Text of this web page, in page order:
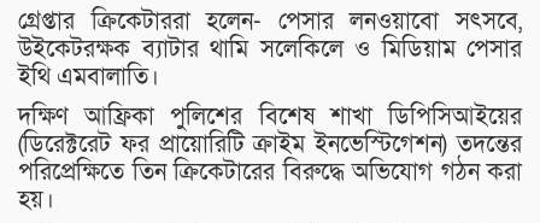
গ্রেপ্তার ক্রিকেটাররা হলেন- পেসার লনওয়াবো সৎসবে,
উইকেটরক্ষক ব্যাটার থামি সলেকিলে ও মিডিয়াম পেসার
ইথি এমবালাতি।
দক্ষিণ আফ্রিকা পুলিশের বিশেষ শাখা ডিপিসিআইয়ের
(ডিরেক্টরেট ফর প্রায়োরিটি ক্রাইম ইনভেস্টিগেশন) তদন্তের
পরিপ্রেক্ষিতে তিন ক্রিকেটারের বিরুদ্ধে অভিযোগ গঠন করা
হয়।